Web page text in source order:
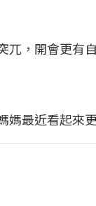
，開會更有自
最近看起來更